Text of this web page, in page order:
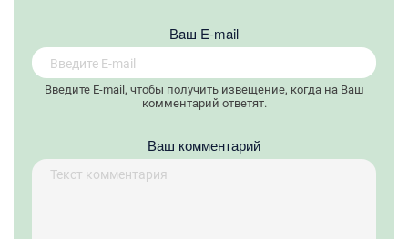
Вaш E-mail
Введите E-mail, чтобы получить извещение, когда на Ваш
комментарий ответят.
Ваш комментарий